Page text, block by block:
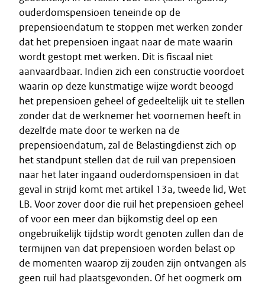
ouderdomspensioen teneinde op de
prepensioendatum te stoppen met werken zonder
dat het prepensioen ingaat naar de mate waarin
wordt gestopt met werken. Dit is fiscaal niet
aanvaardbaar. Indien zich een constructie voordoet
waarin op deze kunstmatige wijze wordt beoogd
het prepensioen geheel of gedeeltelijk uit te stellen
zonder dat de werknemer het voornemen heeft in
dezelfde mate door te werken na de
prepensioendatum, zal de Belastingdienst zich op
het standpunt stellen dat de ruil van prepensioen
naar het later ingaand ouderdomspensioen in dat
geval in strijd komt met artikel 13a, tweede lid, Wet
LB. Voor zover door die ruil het prepensioen geheel
of voor een meer dan bijkomstig deel op een
ongebruikelijk tijdstip wordt genoten zullen dan de
termijnen van dat prepensioen worden belast op
de momenten waarop zij zouden zijn ontvangen als
geen ruil had plaatsgevonden. Of het oogmerk om